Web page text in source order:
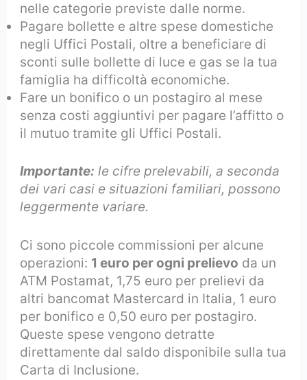
nelle categorie previste dalle norme.
Pagare bollette e altre spese domestiche
negli Uffici Postali, oltre a beneficiare di
sconti sulle bollette di luce e gas se la tua
famiglia ha difficoltà economiche.
Fare un bonifico o un postagiro al mese
senza costi aggiuntivi per pagare l’affitto o
il mutuo tramite gli Uffici Postali.
Importante: le cifre prelevabili, a seconda
dei vari casi e situazioni familiari, possono
leggermente variare.
Ci sono piccole commissioni per alcune
operazioni: 1 euro per ogni prelievo da un
ATM Postamat, 1,75 euro per prelievi da
altri bancomat Mastercard in Italia, 1 euro
per bonifico e 0,50 euro per postagiro.
Queste spese vengono detratte
direttamente dal saldo disponibile sulla tua
Carta di Inclusione.